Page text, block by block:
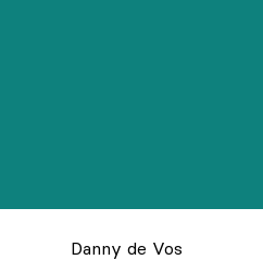
Danny de Vos